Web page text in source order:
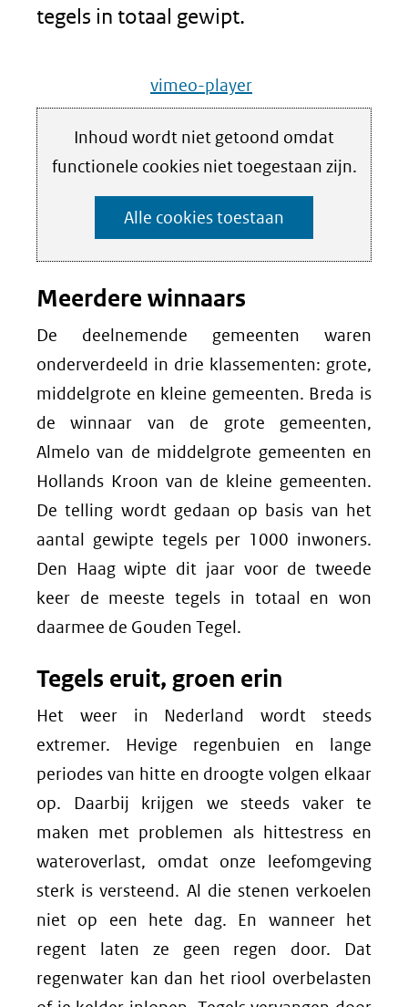
tegels in totaal gewipt.
vimeo-player
Cookies
instellen
Inhoud wordt niet getoond omdat
functionele cookies niet toegestaan zijn.
kan
op
deze
website
worden
toegestaan
of
geweigerd.
Alle cookies toestaan
Meerdere winnaars
De deelnemende gemeenten waren
onderverdeeld in drie klassementen: grote,
middelgrote en kleine gemeenten. Breda is
de winnaar van de grote gemeenten,
Almelo van de middelgrote gemeenten en
Hollands Kroon van de kleine gemeenten.
De telling wordt gedaan op basis van het
aantal gewipte tegels per 1000 inwoners.
Den Haag wipte dit jaar voor de tweede
keer de meeste tegels in totaal en won
daarmee de Gouden Tegel.
Tegels eruit, groen erin
Het weer in Nederland wordt steeds
extremer. Hevige regenbuien en lange
periodes van hitte en droogte volgen elkaar
op. Daarbij krijgen we steeds vaker te
maken met problemen als hittestress en
wateroverlast, omdat onze leefomgeving
sterk is versteend. Al die stenen verkoelen
niet op een hete dag. En wanneer het
regent laten ze geen regen door. Dat
regenwater kan dan het riool overbelasten